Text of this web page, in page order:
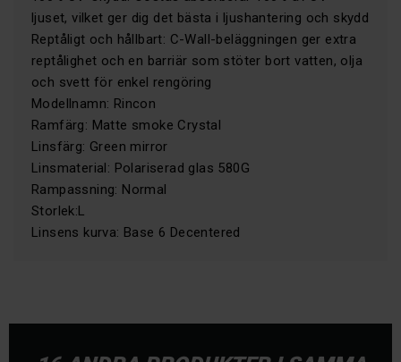
ljuset, vilket ger dig det bästa i ljushantering och skydd
Reptåligt och hållbart: C-Wall-beläggningen ger extra
reptålighet och en barriär som stöter bort vatten, olja
och svett för enkel rengöring
Modellnamn: Rincon
Ramfärg: Matte smoke Crystal
Linsfärg: Green mirror
Linsmaterial: Polariserad glas 580G
Rampassning: Normal
Storlek:L
Linsens kurva: Base 6 Decentered